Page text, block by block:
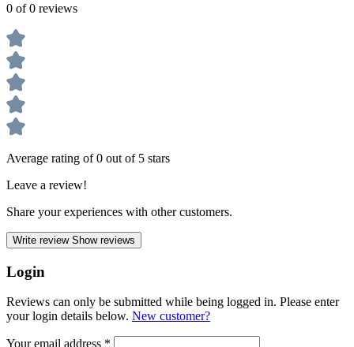
0 of 0 reviews
Average rating of 0 out of 5 stars
Leave a review!
Share your experiences with other customers.
Write review Show reviews
Login
Reviews can only be submitted while being logged in. Please enter
your login details below. New customer?
Your email address *